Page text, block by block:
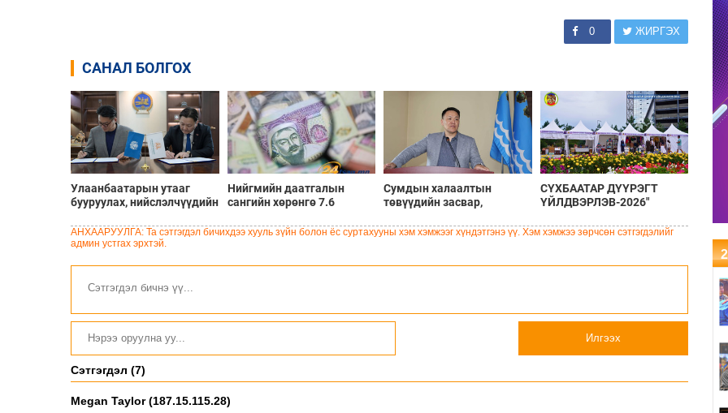
0 ЖИРГЭХ
САНАЛ БОЛГОХ
Улаанбаатарын утааг
бууруулах, нийслэлчүүдийн
төслийг “Чингис хаан
баялгийн сан нэгдэл” ХХК-
Нийгмийн даатгалын
сангийн хөрөнгө 7.6
арвижлаа
Сумдын халаалтын
төвүүдийн засвар,
хувийн хэвшил рүү
СҮХБААТАР ДҮҮРЭГТ
ҮЙЛДВЭРЛЭВ-2026"
БАЙНА
АНХААРУУЛГА: Та сэтгэгдэл бичихдээ хууль зүйн болон ёс суртахууны хэм хэмжээг хүндэтгэнэ үү. Хэм хэмжээ зөрчсөн сэтгэгдэлийг
админ устгах эрхтэй.
Илгээх
Сэтгэгдэл (7)
Megan Taylor (187.15.115.28)